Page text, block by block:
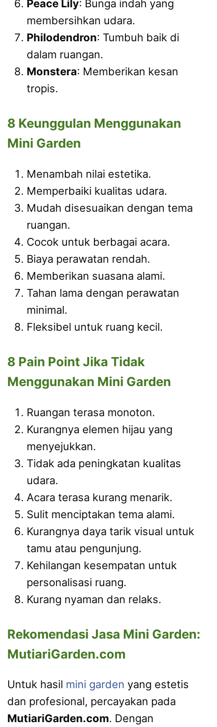
Peace Lily: Bunga indah yang
membersihkan udara.
Philodendron: Tumbuh baik di
dalam ruangan.
Monstera: Memberikan kesan
tropis.
8 Keunggulan Menggunakan
Mini Garden
Menambah nilai estetika.
Memperbaiki kualitas udara.
Mudah disesuaikan dengan tema
ruangan.
Cocok untuk berbagai acara.
Biaya perawatan rendah.
Memberikan suasana alami.
Tahan lama dengan perawatan
minimal.
Fleksibel untuk ruang kecil.
8 Pain Point Jika Tidak
Menggunakan Mini Garden
Ruangan terasa monoton.
Kurangnya elemen hijau yang
menyejukkan.
Tidak ada peningkatan kualitas
udara.
Acara terasa kurang menarik.
Sulit menciptakan tema alami.
Kurangnya daya tarik visual untuk
tamu atau pengunjung.
Kehilangan kesempatan untuk
personalisasi ruang.
Kurang nyaman dan relaks.
Rekomendasi Jasa Mini Garden:
MutiariGarden.com
Untuk hasil mini garden yang estetis
dan profesional, percayakan pada
MutiariGarden.com. Dengan